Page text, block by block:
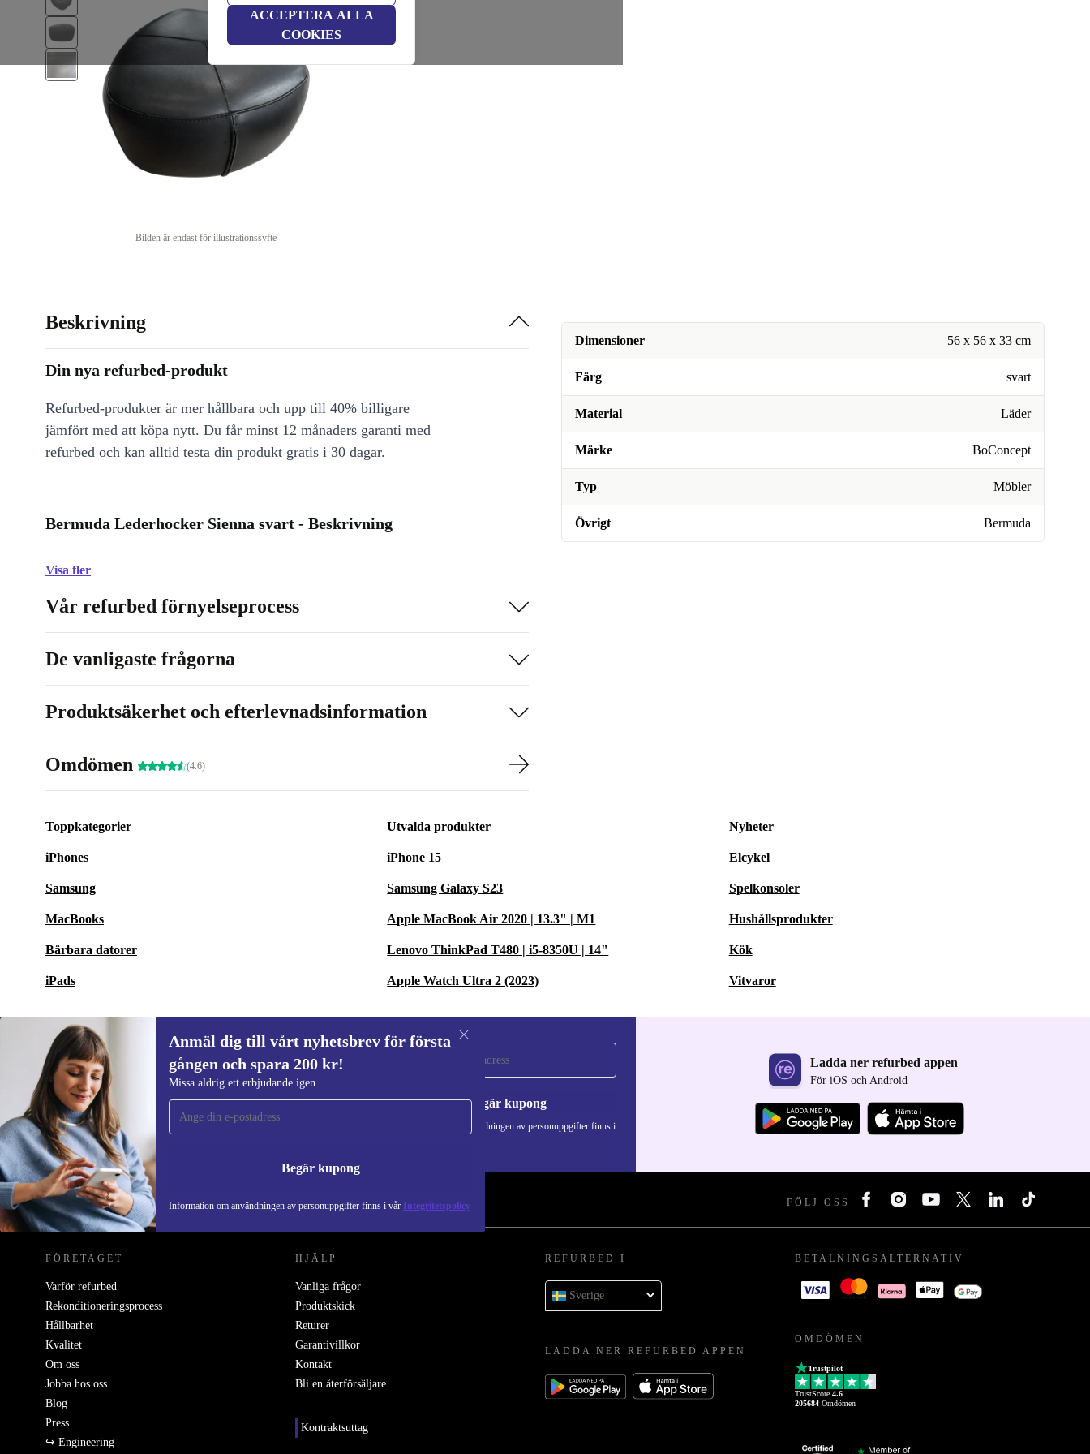
ACCEPTERA ALLA
COOKIES
Bilden är endast för illustrationssyfte
Dimensioner 56 x 56 x 33 cm
Färg svart
Material Läder
Märke BoConcept
Typ Möbler
Övrigt Bermuda
Beskrivning
Din nya refurbed-produkt
Refurbed-produkter är mer hållbara och upp till 40% billigare
jämfört med att köpa nytt. Du får minst 12 månaders garanti med
refurbed och kan alltid testa din produkt gratis i 30 dagar.
Bermuda Lederhocker Sienna svart - Beskrivning
Visa fler
Vår refurbed förnyelseprocess
De vanligaste frågorna
Produktsäkerhet och efterlevnadsinformation
Omdömen (4.6)
Toppkategorier
iPhones
Samsung
MacBooks
Bärbara datorer
iPads
Utvalda produkter
iPhone 15
Samsung Galaxy S23
Apple MacBook Air 2020 | 13.3" | M1
Lenovo ThinkPad T480 | i5-8350U | 14"
Apple Watch Ultra 2 (2023)
Nyheter
Elcykel
Spelkonsoler
Hushållsprodukter
Kök
Vitvaror
Anmäl dig till vårt nyhetsbrev för första
gången och spara 200 kr!
Missa aldrig ett erbjudande igen
Begär kupong
Information om användningen av personuppgifter finns i vår Integritetspolicy
Anmäl dig till vårt nyhetsbrev för första
gången och spara 200 kr!
Missa aldrig ett erbjudande igen.
Begär kupong
Information om användningen av personuppgifter finns i
Ladda ner refurbed appen
För iOS och Android
REFURBED SVERIGE - RETHINK NEW. FÖLJ OSS
FÖRETAGET
Varför refurbed
Rekonditioneringsprocess
Hållbarhet
Kvalitet
Om oss
Jobba hos oss
Blog
Press
↪ Engineering
HJÄLP
Vanliga frågor
Produktskick
Returer
Garantivillkor
Kontakt
Bli en återförsäljare
Kontraktsuttag
REFURBED I
Sverige
LADDA NER REFURBED APPEN
BETALNINGSALTERNATIV
OMDÖMEN
Trustpilot
TrustScore 4.6
205684 Omdömen